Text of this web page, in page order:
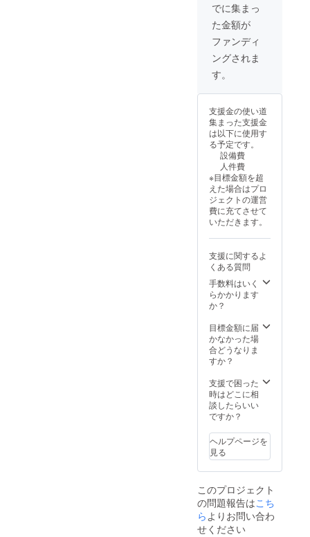
でに集まっ
た金額が
ファンディ
ングされま
す。
支援金の使い道
集まった支援金
は以下に使用す
る予定です。
設備費
人件費
※目標金額を超
えた場合はプロ
ジェクトの運営
費に充てさせて
いただきます。
支援に関するよ
くある質問
手数料はいく
らかかります
か？
目標金額に届
かなかった場
合どうなりま
すか？
支援で困った
時はどこに相
談したらいい
ですか？
ヘルプページを
見る
このプロジェクト
の問題報告はこち
らよりお問い合わ
せください